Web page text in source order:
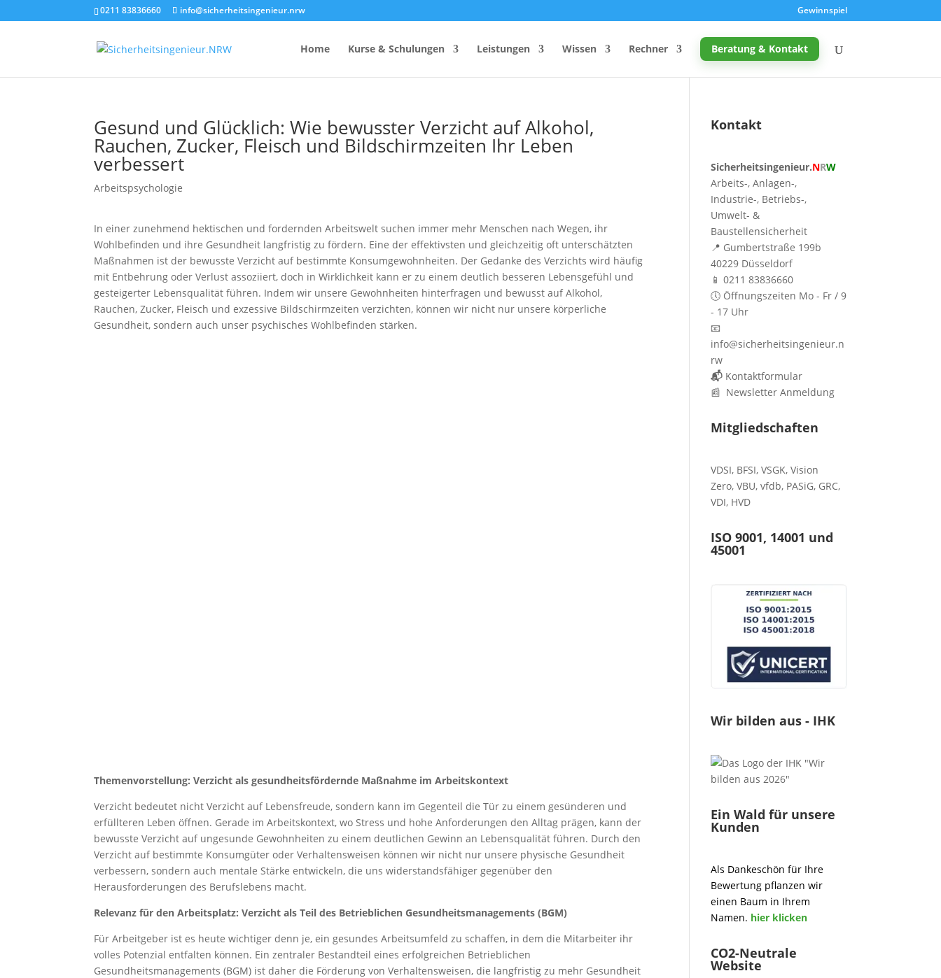
0211 83836660 info@sicherheitsingenieur.nrw Gewinnspiel
Home Kurse & Schulungen Leistungen Wissen Rechner
Anzahl Brandschutzhelfer Anzahl Sicherheitsbeauftragter
Schneelast-Rechner
Zurrmittel & Ladungssicherung
Schreibtischhöhe berechnen
Mutterschutz: Frist berechnen
Taupunkt & Schimmelgefahr
Beratung & Kontakt
Gesund und Glücklich: Wie bewusster Verzicht auf Alkohol,
Rauchen, Zucker, Fleisch und Bildschirmzeiten Ihr Leben
verbessert
Arbeitspsychologie
In einer zunehmend hektischen und fordernden Arbeitswelt suchen immer mehr Menschen nach Wegen, ihr
Wohlbefinden und ihre Gesundheit langfristig zu fördern. Eine der effektivsten und gleichzeitig oft unterschätzten
Maßnahmen ist der bewusste Verzicht auf bestimmte Konsumgewohnheiten. Der Gedanke des Verzichts wird häufig
mit Entbehrung oder Verlust assoziiert, doch in Wirklichkeit kann er zu einem deutlich besseren Lebensgefühl und
gesteigerter Lebensqualität führen. Indem wir unsere Gewohnheiten hinterfragen und bewusst auf Alkohol,
Rauchen, Zucker, Fleisch und exzessive Bildschirmzeiten verzichten, können wir nicht nur unsere körperliche
Gesundheit, sondern auch unser psychisches Wohlbefinden stärken.
Themenvorstellung: Verzicht als gesundheitsfördernde Maßnahme im Arbeitskontext
Verzicht bedeutet nicht Verzicht auf Lebensfreude, sondern kann im Gegenteil die Tür zu einem gesünderen und
erfüllteren Leben öffnen. Gerade im Arbeitskontext, wo Stress und hohe Anforderungen den Alltag prägen, kann der
bewusste Verzicht auf ungesunde Gewohnheiten zu einem deutlichen Gewinn an Lebensqualität führen. Durch den
Verzicht auf bestimmte Konsumgüter oder Verhaltensweisen können wir nicht nur unsere physische Gesundheit
verbessern, sondern auch mentale Stärke entwickeln, die uns widerstandsfähiger gegenüber den
Herausforderungen des Berufslebens macht.
Relevanz für den Arbeitsplatz: Verzicht als Teil des Betrieblichen Gesundheitsmanagements (BGM)
Für Arbeitgeber ist es heute wichtiger denn je, ein gesundes Arbeitsumfeld zu schaffen, in dem die Mitarbeiter ihr
volles Potenzial entfalten können. Ein zentraler Bestandteil eines erfolgreichen Betrieblichen
Gesundheitsmanagements (BGM) ist daher die Förderung von Verhaltensweisen, die langfristig zu mehr Gesundheit
Kontakt
Sicherheitsingenieur.NRW
Arbeits-, Anlagen-,
Industrie-, Betriebs-,
Umwelt- &
Baustellensicherheit
📍 Gumbertstraße 199b
40229 Düsseldorf
📱 0211 83836660
🕔 Öffnungszeiten Mo - Fr / 9
- 17 Uhr
📧
info@sicherheitsingenieur.n
rw
📬 Kontaktformular
📰 Newsletter Anmeldung
Mitgliedschaften
VDSI, BFSI,VSGK,Vision
Zero,VBU,vfdb, PASiG, GRC,
VDI, HVD
ISO 9001, 14001 und
45001
Wir bilden aus - IHK
Ein Wald für unsere
Kunden
Als Dankeschön für Ihre
Bewertung pflanzen wir
einen Baum in Ihrem
Namen. hier klicken
CO2-Neutrale
Website